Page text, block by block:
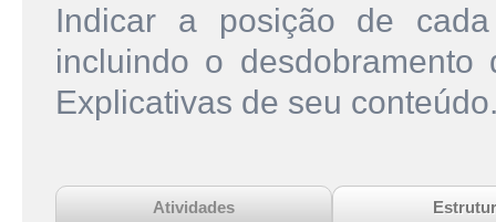
Indicar a posição de
incluindo o
Explicativas de seu
Atividades